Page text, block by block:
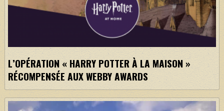
L’OPÉRATION « HARRY POTTER À LA MAISON »
RÉCOMPENSÉE AUX WEBBY AWARDS